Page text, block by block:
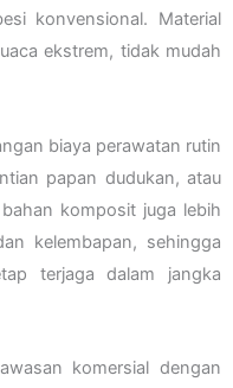
konvensional. Material
ekstrem, tidak mudah
biaya perawatan rutin
papan dudukan, atau
komposit juga lebih
kelembapan, sehingga
terjaga dalam jangka
komersial dengan